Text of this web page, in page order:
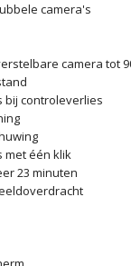
camera's
camera tot
bij controleverlies
met één klik
23 minuten